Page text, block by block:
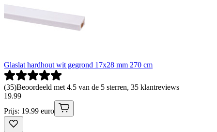
Glaslat hardhout wit gegrond 17x28 mm 270 cm
(35)Beoordeeld met 4.5 van de 5 sterren, 35 klantreviews
19.99
Prijs: 19.99 euro